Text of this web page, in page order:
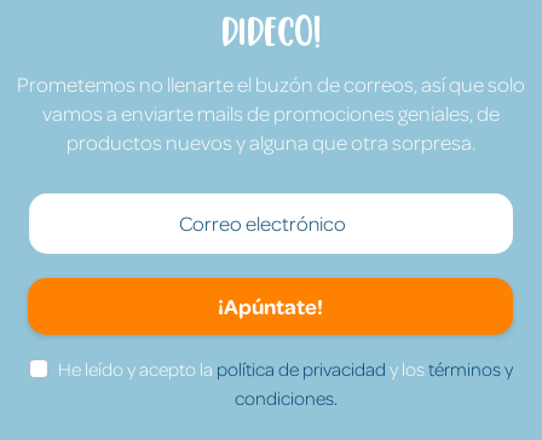
Dideco!
Prometemos no llenarte el buzón de correos, así que solo
vamos a enviarte mails de promociones geniales, de
productos nuevos y alguna que otra sorpresa.
¡Apúntate!
He leído y acepto la política de privacidad y lostérminos y
condiciones.